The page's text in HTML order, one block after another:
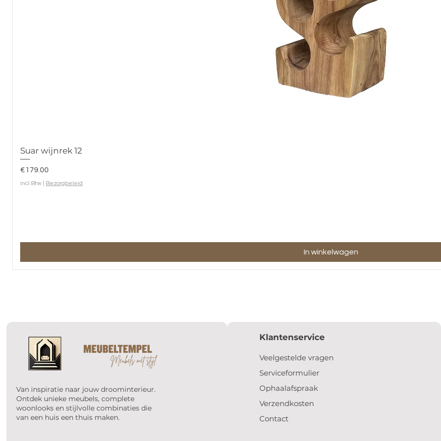
Suar wijnrek 12
Prijs
€179.00
incl.Btw Bezorgbeleid
In winkelwagen
Van inspiratie naar jouw droominterieur.
Ontdek unieke meubels, complete
woonlooks en stijlvolle combinaties die
van een huis een thuis maken.
Klantenservice
Veelgestelde vragen
Serviceformulier
Ophaalafspraak
Verzendkosten
Contact